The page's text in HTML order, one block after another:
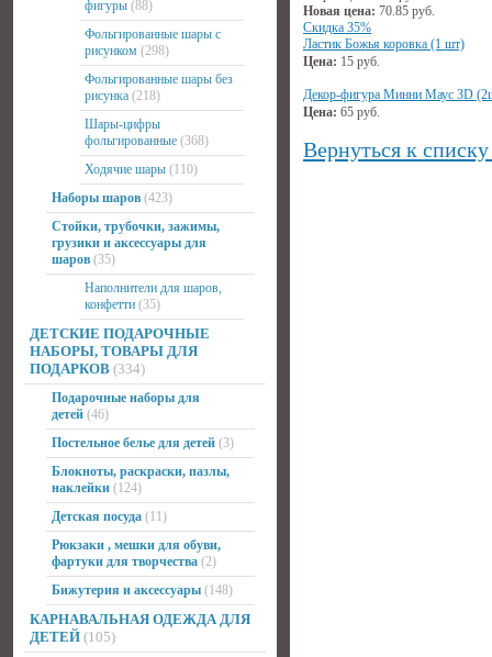
фигуры (88)
Фольгированные шары с
рисунком (298)
Фольгированные шары без
рисунка (218)
Шары-цифры
фольгированные (368)
Ходячие шары (110)
Наборы шаров (423)
Стойки, трубочки, зажимы,
грузики и аксессуары для
шаров (35)
Наполнители для шаров,
конфетти (35)
ДЕТСКИЕ ПОДАРОЧНЫЕ
НАБОРЫ, ТОВАРЫ ДЛЯ
ПОДАРКОВ (334)
Подарочные наборы для
детей (46)
Постельное белье для детей (3)
Блокноты, раскраски, пазлы,
наклейки (124)
Детская посуда (11)
Рюкзаки , мешки для обуви,
фартуки для творчества (2)
Бижутерия и аксессуары (148)
КАРНАВАЛЬНАЯ ОДЕЖДА ДЛЯ
ДЕТЕЙ (105)
Новая цена: 70.85 руб.
Скидка 35%
Ластик Божья коровка (1 шт)
Цена: 15 руб.
Декор-фигура Минни Маус 3D
Цена: 65 руб.
Вернуться к списку